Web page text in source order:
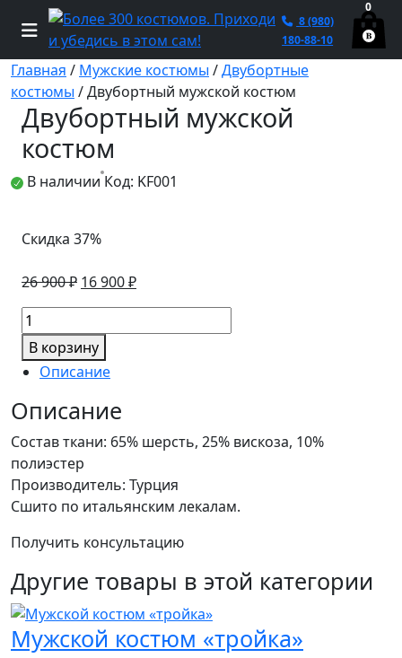
8 (980)
180-88-10
0
Главная / Мужские костюмы /Двубортные
костюмы / Двубортный мужской костюм
Двубортный мужской
костюм
В наличии Код: KF001
Скидка 37%
26 900₽ Первоначальная
цена
26
900 ₽.
16 900₽Текущая
цена:
Количество
товара
Двубортный
мужской
костюм
В корзину
Описание
Описание
Состав ткани: 65% шерсть, 25% вискоза, 10%
полиэстер
Производитель: Турция
Сшито по итальянским лекалам.
Получить консультацию
Другие товары в этой категории
Мужской костюм «тройка»